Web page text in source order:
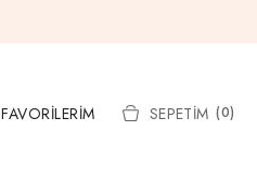
FAVORILERIM SEPETIM (0)